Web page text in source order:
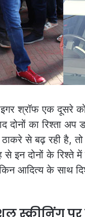
श्रॉफ एक
दोनों का रिश्ता अप
से बढ़ रही है, तो
इन दोनों के रिश्ते
आदित्य के साथ
स्क्रीनिंग पर